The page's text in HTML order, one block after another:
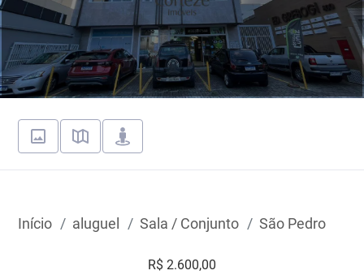
Início aluguel Sala / Conjunto São Pedro
R$ 2.600,00